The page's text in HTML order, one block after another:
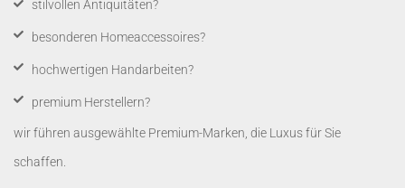
​stilvollen Antiquitäten?
besonderen Homeaccessoires?
hochwertigen Handarbeiten?
premium Herstellern?
wir führen ausgewählte Premium-Marken, die Luxus für Sie
schaffen.